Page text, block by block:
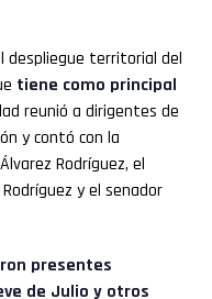
despliegue territorial del
tiene como principal
reunió a dirigentes de
y contó con la
Rodríguez, el
y el senador
presentes
de Julio y otros